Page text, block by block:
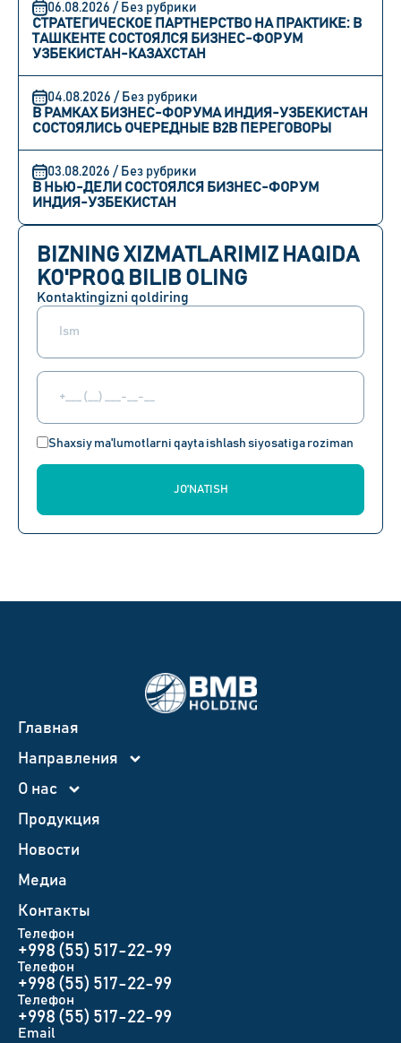
06.08.2026 / Без рубрики
СТРАТЕГИЧЕСКОЕ ПАРТНЕРСТВО НА ПРАКТИКЕ: В
ТАШКЕНТЕ СОСТОЯЛСЯ БИЗНЕС-ФОРУМ
УЗБЕКИСТАН-КАЗАХСТАН
04.08.2026 / Без рубрики
В РАМКАХ БИЗНЕС-ФОРУМА ИНДИЯ-УЗБЕКИСТАН
СОСТОЯЛИСЬ ОЧЕРЕДНЫЕ B2B ПЕРЕГОВОРЫ
03.08.2026 / Без рубрики
В НЬЮ-ДЕЛИ СОСТОЯЛСЯ БИЗНЕС-ФОРУМ
ИНДИЯ-УЗБЕКИСТАН
BIZNING XIZMATLARIMIZ HAQIDA
KO'PROQ BILIB OLING
Kontaktingizni qoldiring
Shaxsiy ma'lumotlarni qayta ishlash siyosatiga roziman
JO'NATISH
Главная
Направления
О нас
Продукция
Новости
Медиа
Контакты
Телефон
+998 (55) 517-22-99
Телефон
+998 (55) 517-22-99
Телефон
+998 (55) 517-22-99
Email